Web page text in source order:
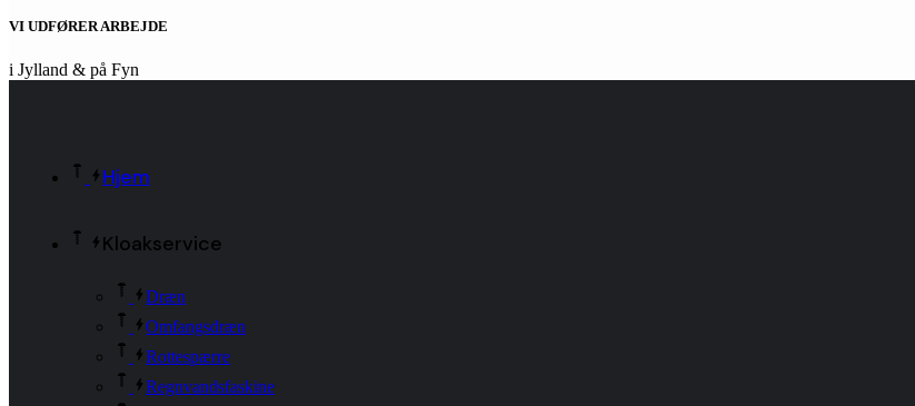
VI UDFØRER ARBEJDE
i Jylland & på Fyn
Hjem
Kloakservice
Dræn
Omfangsdræn
Rottespærre
Regnvandsfaskine